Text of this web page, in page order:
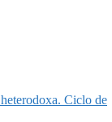
Ciclo de